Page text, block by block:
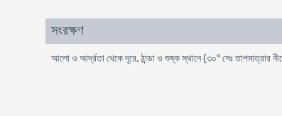
সংরক্ষণ
আলো ও আর্দ্রতা থেকে দূরে, ঠান্ডা ও শুষ্ক স্থানে (৩০° সেঃ তাপমাত্রার